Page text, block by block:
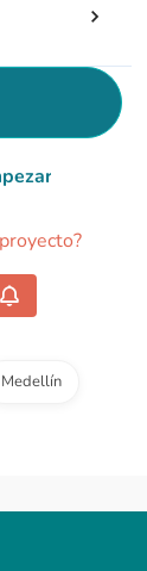
de nuevo
Medellín